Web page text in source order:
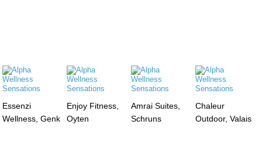
Essenzi
Wellness, Genk
Enjoy Fitness,
Oyten
Amrai Suites,
Schruns
Chaleur
Outdoor, Valais